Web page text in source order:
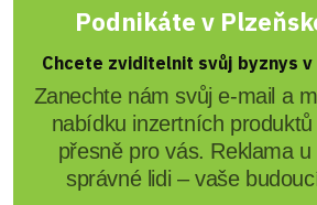
Podnikáte v
Chcete zviditelnit svůj byznys v
Zanechte nám svůj e-mail a
nabídku inzertních
přesně pro vás. Reklama
správné lidi – vaše